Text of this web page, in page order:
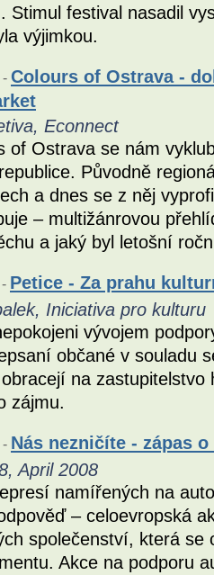
Stimul festival nasadil
výjimkou.
- Colours of Ostrava -
Econnect
of Ostrava se nám
Původně
a dnes se z něj
– multižánrovou
a jaký byl letošní
Petice - Za prahu
Iniciativa pro kulturu
vývojem
občané v souladu
na
zájmu.
- Nás nezničíte - zápas
April 2008
namířených na
– celoevropská
společenství, která
Akce na podporu